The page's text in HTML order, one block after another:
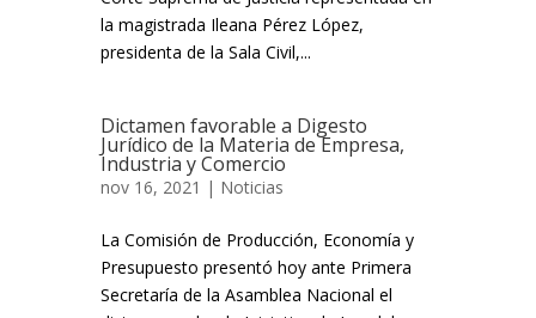
la magistrada Ileana Pérez López,
presidenta de la Sala Civil,...
Dictamen favorable a Digesto
Jurídico de la Materia de Empresa,
Industria y Comercio
nov 16, 2021 | Noticias
La Comisión de Producción, Economía y
Presupuesto presentó hoy ante Primera
Secretaría de la Asamblea Nacional el